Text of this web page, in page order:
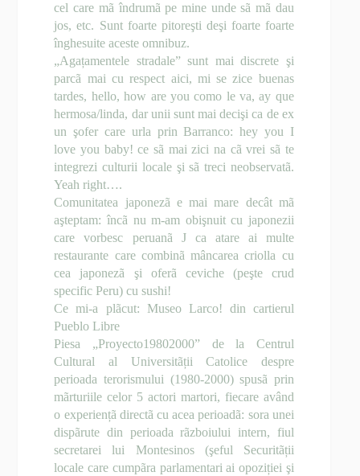
cel care mã îndrumã pe mine unde sã mã dau
jos, etc. Sunt foarte pitoreşti deşi foarte foarte
înghesuite aceste omnibuz.
„Agațamentele stradale” sunt mai discrete şi
parcã mai cu respect aici, mi se zice buenas
tardes, hello, how are you como le va, ay que
hermosa/linda, dar unii sunt mai decişi ca de ex
un şofer care urla prin Barranco: hey you I
love you baby! ce sã mai zici na cã vrei sã te
integrezi culturii locale şi sã treci neobservatã.
Yeah right….
Comunitatea japonezã e mai mare decât mã
aşteptam: încã nu m-am obişnuit cu japonezii
care vorbesc peruanã Jca atare ai multe
restaurante care combinã mâncarea criolla cu
cea japonezã şi oferã ceviche (peşte crud
specific Peru) cu sushi!
Ce mi-a plãcut: Museo Larco! din cartierul
Pueblo Libre
Piesa „Proyecto19802000” de la Centrul
Cultural al Universitãții Catolice despre
perioada terorismului (1980-2000) spusã prin
mãrturiile celor 5 actori martori, fiecare având
o experiențã directã cu acea perioadã: sora unei
dispãrute din perioada rãzboiului intern, fiul
secretarei lui Montesinos (şeful Securitãții
locale care cumpãra parlamentari ai opoziției şi